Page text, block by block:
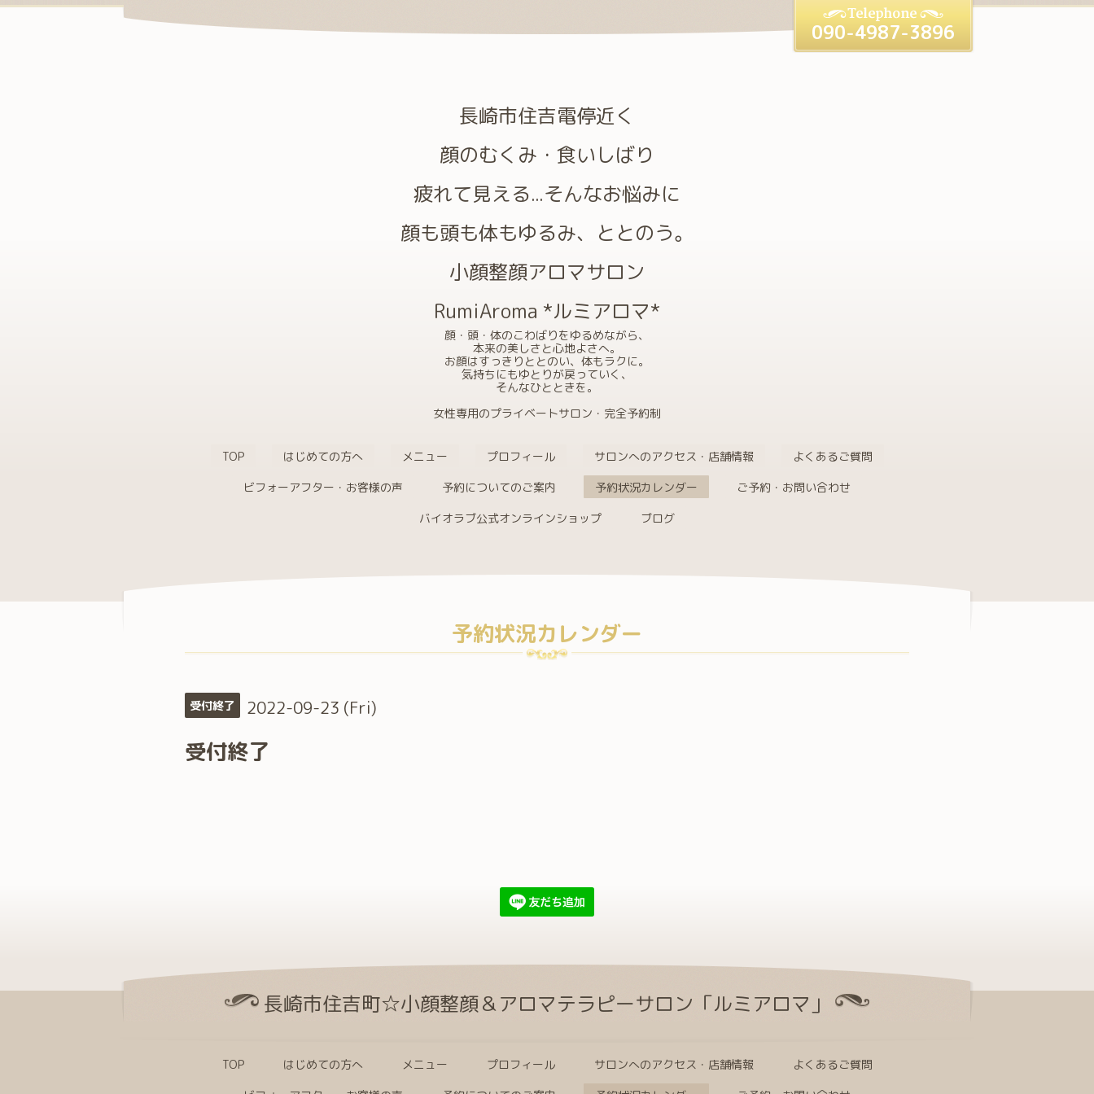
長崎市住吉電停近く
顔のむくみ・食いしばり
疲れて見える...そんなお悩みに
顔も頭も体もゆるみ、ととのう。
小顔整顔アロマサロン
RumiAroma *ルミアロマ*
顔・頭・体のこわばりをゆるめながら、
本来の美しさと心地よさへ。
お顔はすっきりととのい、体もラクに。
気持ちにもゆとりが戻っていく、
そんなひとときを。
女性専用のプライベートサロン・完全予約制
090-4987-3896
TOP はじめての方へ メニュー プロフィール サロンへのアクセス・店舗情報
よくあるご質問
ビフォーアフター・お客様の声
予約についてのご案内 予約状況カレンダー
ご予約・お問い合わせ
バイオラブ公式オンラインショップ
ブログ
予約状況カレンダー
受付終了 2022-09-23 (Fri)
受付終了
長崎市住吉町☆小顔整顔＆アロマテラピーサロン「ルミアロマ」
TOP はじめての方へ メニュー プロフィール サロンへのアクセス・店舗情報
よくあるご質問